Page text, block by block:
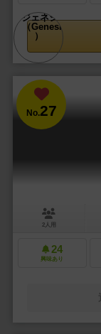
No.27
2人用
24
興味あり